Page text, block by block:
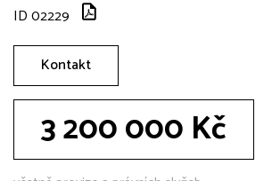
ID 02229
Kontakt
3 200 000 Kč